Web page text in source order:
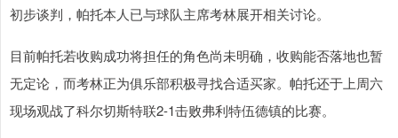
初步谈判，帕托本人已与球队主席考林展开相关讨论。
目前帕托若收购成功将担任的角色尚未明确，收购能否落地也暂
无定论，而考林正为俱乐部积极寻找合适买家。帕托还于上周六
现场观战了科尔切斯特联2-1击败弗利特伍德镇的比赛。